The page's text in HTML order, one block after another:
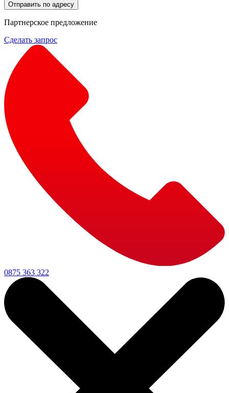
Отправить по адресу
Партнерское предложение
Сделать запрос
0875 363 322